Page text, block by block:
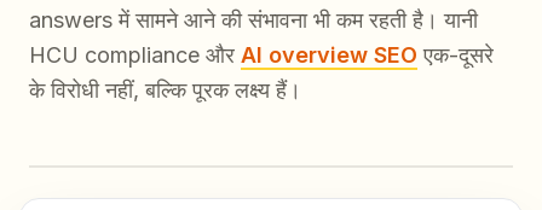
answers में सामने आने की संभावना भी कम रहती है। यानी
HCU compliance और AI overview SEO एक-दूसरे
के विरोधी नहीं, बल्कि पूरक लक्ष्य हैं।